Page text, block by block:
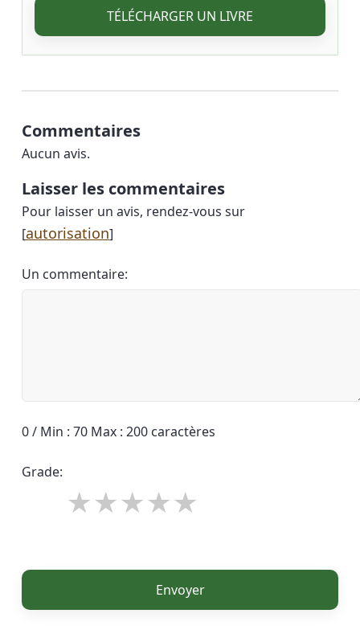
TÉLÉCHARGER UN LIVRE
Commentaires
Aucun avis.
Laisser les commentaires
Pour laisser un avis, rendez-vous sur
[autorisation]
Un commentaire:
0 / Min : 70 Max : 200 caractères
Grade:
Envoyer